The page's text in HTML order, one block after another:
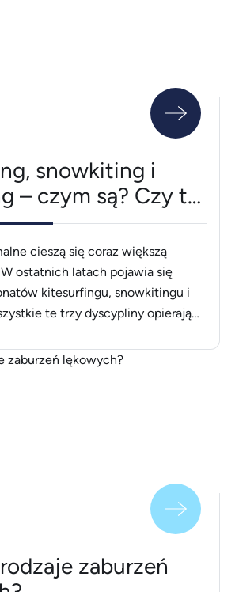
snowkiting i
– czym są? Czy to
nową pasję?
cieszą się coraz większą
ostatnich latach pojawia się
kitesurfingu, snowkitingu i
te trzy dyscypliny opierają
latawca. Dowiedz się, na
zaburzeń